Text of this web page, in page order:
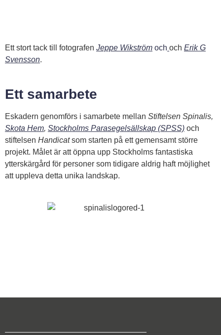
Ett stort tack till fotografen Jeppe Wikström och och Erik G
Svensson.
Ett samarbete
Eskadern genomförs i samarbete mellan Stiftelsen Spinalis,
Skota Hem, Stockholms Parasegelsällskap (SPSS) och
stiftelsen Handicatsom starten på ett gemensamt större
projekt. Målet är att öppna upp Stockholms fantastiska
ytterskärgård för personer som tidigare aldrig haft möjlighet
att uppleva detta unika landskap.